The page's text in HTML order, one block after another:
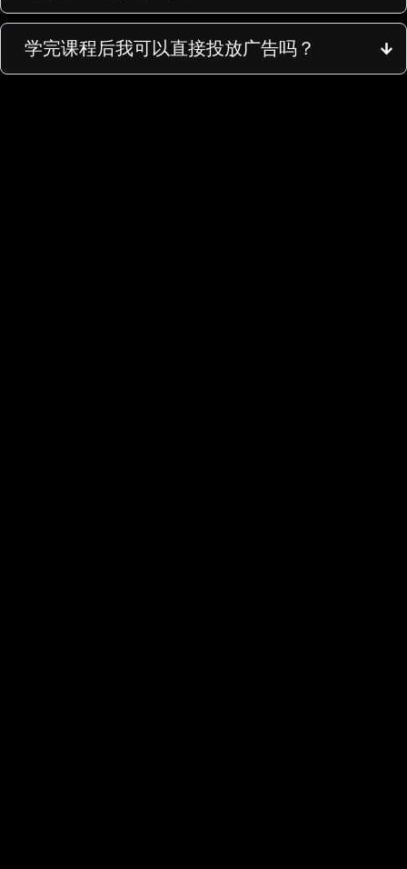
学完课程后我可以直接投放广告吗？